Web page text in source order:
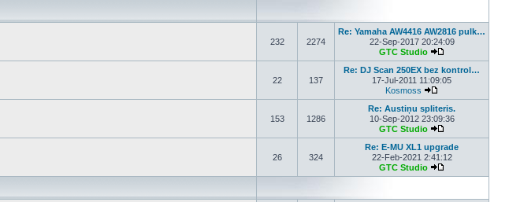
232 2274
Re: Yamaha AW4416 AW2816 pulk…
22-Sep-2017 20:24:09
GTC Studio
View the latest
22 137
Re: DJ Scan 250EX bez kontrol…
17-Jul-2011 11:09:05
Kosmoss
View the latest
153 1286
Re: Austiņu spliteris.
10-Sep-2012 23:09:36
GTC Studio
View the latest
26 324
Re: E-MU XL1 upgrade
22-Feb-2021 2:41:12
GTC Studio
View the latest